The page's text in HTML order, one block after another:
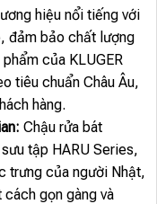
hiệu nổi tiếng với
đảm bảo chất lượng
của KLUGER
tiêu chuẩn Châu Âu,
hàng.
Chậu rửa bát
tập HARU Series,
trưng của người Nhật,
gọn gàng và